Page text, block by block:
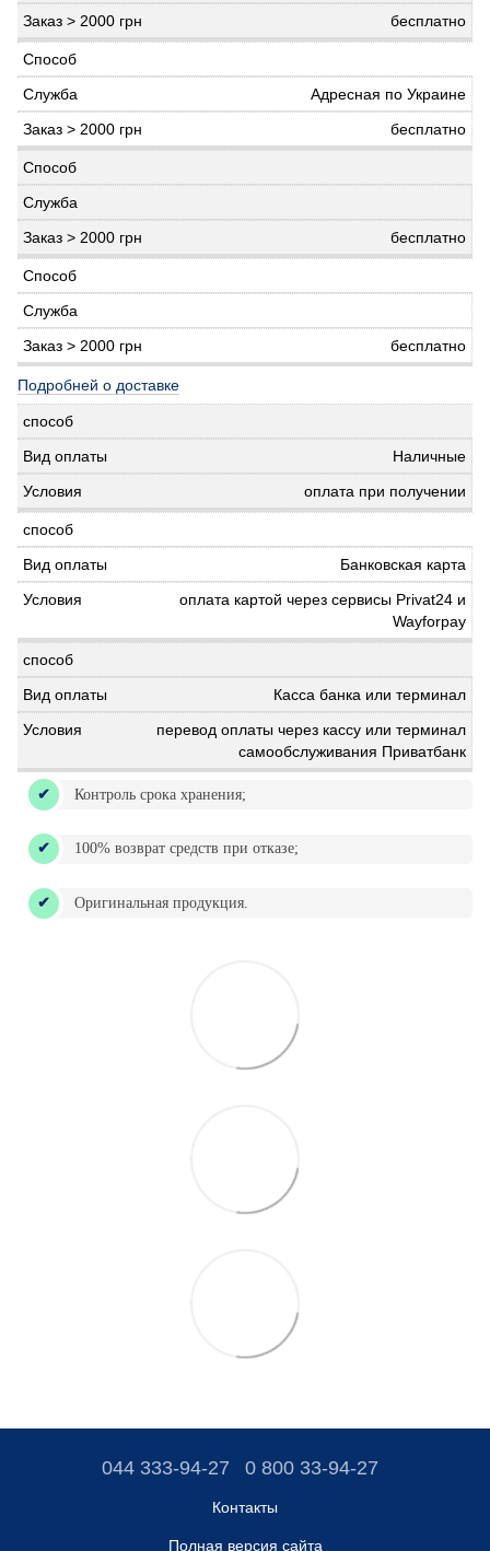
бесплатно
Адресная по Украине
бесплатно
бесплатно
бесплатно
Подробней о доставке
Наличные
оплата при получении
Банковская карта
оплата картой через сервисы Privat24 и
Wayforpay
Касса банка или терминал
перевод оплаты через кассу или терминал
самообслуживания Приватбанк
Контроль срока хранения;
100% возврат средств при отказе;
Оригинальная продукция.
044 333-94-27 0 800 33-94-27
Контакты
Полная версия сайта